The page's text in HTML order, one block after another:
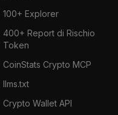
100+ Explorer
400+ Report di Rischio
Token
CoinStats Crypto MCP
llms.txt
Crypto Wallet API